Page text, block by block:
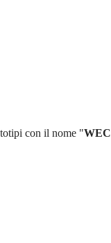
con il nome "WEC